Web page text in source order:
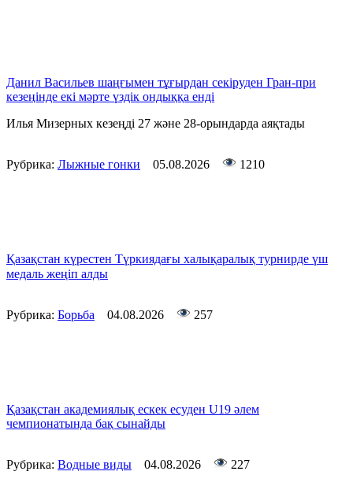
Данил Васильев шаңғымен тұғырдан секіруден Гран-при
кезеңінде екі мәрте үздік ондыққа енді
Илья Мизерных кезеңді 27 және 28-орындарда аяқтады
Рубрика: Лыжные гонки 05.08.2026 1210
Қазақстан күрестен Түркиядағы халықаралық турнирде үш
медаль жеңіп алды
Рубрика: Борьба 04.08.2026 257
Қазақстан академиялық ескек есуден U19 әлем
чемпионатында бақ сынайды
Рубрика: Водные виды 04.08.2026 227